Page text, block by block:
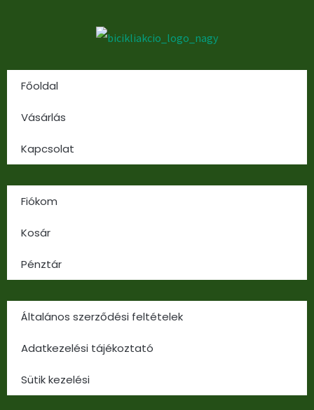
Főoldal
Vásárlás
Kapcsolat
Fiókom
Kosár
Pénztár
Általános szerződési feltételek
Adatkezelési tájékoztató
Sütik kezelési